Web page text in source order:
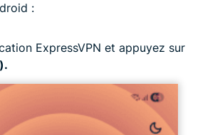
:
ExpressVPN et appuyez sur